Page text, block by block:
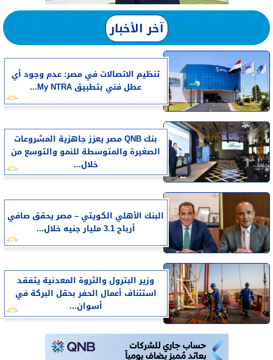
آخر الأخبار
تنظيم الاتصالات في مصر: عدم وجود أي
عطل فني بتطبيق My NTRA...
بنك QNB مصر يعزز جاهزية المشروعات
الصغيرة والمتوسطة للنمو والتوسع من
خلال...
البنك الأهلي الكويتي – مصر يحقق صافي
أرباح 3.1 مليار جنيه خلال...
وزير البترول والثروة المعدنية يتفقد
استئناف أعمال الحفر بحقل البركة في
أسوان...